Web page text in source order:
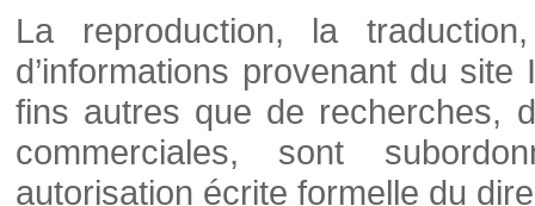
La reproduction, la
d’informations provenant du
fins autres que de recherches,
commerciales, sont
autorisation écrite formelle du